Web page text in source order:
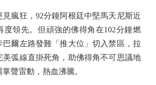
狂，92分鐘阿根廷中堅馬天尼斯近
度領先。但頑強的佛得角在102分鐘燃
巴爾左路發難「推大位」切入禁區，拉
美弧線直掛死角，助佛得角不可思議地
聲雷動，熱血沸騰。